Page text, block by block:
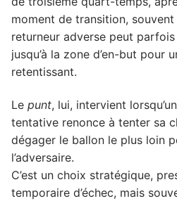
moment de transition,
returneur adverse peut
jusqu’à la zone d’en-but pour
retentissant.
Le punt, lui, intervient
tentative renonce à tenter sa
dégager le ballon le plus loin
l’adversaire.
C’est un choix stratégique,
temporaire d’échec, mais